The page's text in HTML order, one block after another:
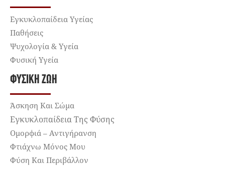
Εγκυκλοπαίδεια Υγείας
Παθήσεις
Ψυχολογία & Υγεία
Φυσική Υγεία
ΦΥΣΙΚΉ ΖΩΉ
Άσκηση Και Σώμα
Εγκυκλοπαίδεια Της Φύσης
Ομορφιά – Αντιγήρανση
Φτιάχνω Μόνος Μου
Φύση Και Περιβάλλον